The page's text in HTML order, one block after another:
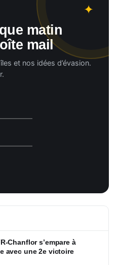
matin
mail
et nos idées d’évasion.
Chanflor s’empare à
avec une 2e victoire